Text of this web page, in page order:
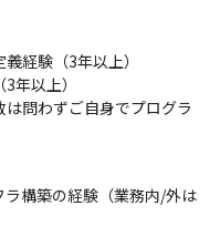
経験（3年以上）
年以上）
問わずご自身でプログラ
構築の経験（業務内/外は